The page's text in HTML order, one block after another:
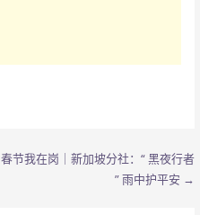
春节我在岗｜新加坡分社：“ 黑夜行者
” 雨中护平安 →